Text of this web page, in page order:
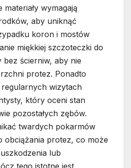
wymagają
aby uniknąć
koron i mostów
miękkiej szczoteczki do
ścierniw, aby nie
protez. Ponadto
wizytach
który oceni stan
pozostałych zębów.
twardych pokarmów
obciążania protez, co może
lub
tego istotne jest